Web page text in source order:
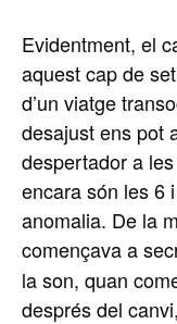
Evidentment, el
aquest cap de
d’un viatge
desajust ens pot
despertador a
encara són les 6
anomalia. De la
començava a
la son, quan
després del